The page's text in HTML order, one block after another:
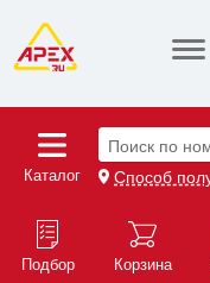
Каталог
Поиск по
Способ
Подбор Корзина